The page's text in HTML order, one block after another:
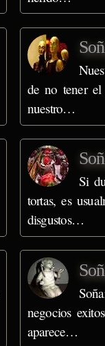
de no tener el
nuestro…
Si
tortas, es
disgustos…
negocios
aparece…